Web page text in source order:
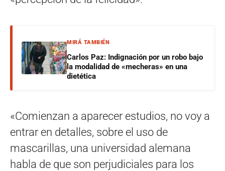
MIRÁ TAMBIÉN
Carlos Paz: Indignación por un robo bajo
la modalidad de «mecheras» en una
dietética
«Comienzan a aparecer estudios, no voy a
entrar en detalles, sobre el uso de
mascarillas, una universidad alemana
habla de que son perjudiciales para los